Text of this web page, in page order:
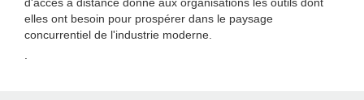
elles ont besoin pour prospérer dans le paysage
concurrentiel de l'industrie moderne.